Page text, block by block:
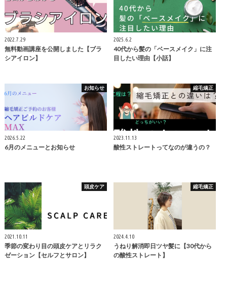
2022.7.29
無料動画講座を公開しました【ブラ
シアイロン】
2025.6.2
40代から髪の「ベースメイク」に注
目したい理由【小話】
お知らせ
2026.5.22
6月のメニューとお知らせ
縮毛矯正
2023.11.13
酸性ストレートってなのが違うの？
頭皮ケア
2021.10.11
季節の変わり目の頭皮ケアとリラク
ゼーション【セルフとサロン】
縮毛矯正
2024.4.10
うねり解消即日ツヤ髪に【30代から
の酸性ストレート】